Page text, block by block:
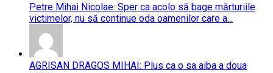
Petre Mihai Nicolae: Sper ca acolo să bage mărturiile
victimelor, nu să continue oda oamenilor care a...
AGRISAN DRAGOS MIHAI: Plus ca o sa aiba a doua